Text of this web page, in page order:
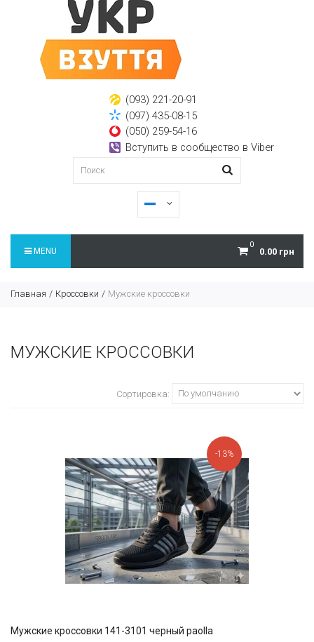
(093) 221-20-91
(097) 435-08-15
(050) 259-54-16
Вступить в сообщество в Viber
0
0.00 грн
MENU
Главная Кроссовки Мужские кроссовки
МУЖСКИЕ КРОССОВКИ
Сортировка:
-13%
Мужские кроссовки 141-3101 черный paolla